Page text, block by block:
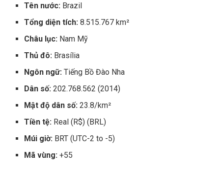
Tên nước: Brazil
Tổng diện tích: 8.515.767 km²
Châu lục: Nam Mỹ
Thủ đô: Brasília
Ngôn ngữ: Tiếng Bồ Đào Nha
Dân số: 202.768.562 (2014)
Mật độ dân số: 23.8/km²
Tiền tệ: Real (R$) (BRL)
Múi giờ: BRT (UTC-2 to -5)
Mã vùng: +55